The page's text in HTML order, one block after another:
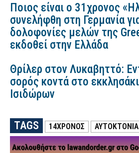
Ποιος είναι ο 31χρονος
συνελήφθη στη Γερμανία
δολοφονίες μελών της
εκδοθεί στην Ελλάδα
Θρίλερ στον Λυκαβηττό:
σορός κοντά στο
Ισιδώρων
TAGS 14ΧΡΟΝΟΣ ΑΥΤΟΚΤΟΝΙΑ